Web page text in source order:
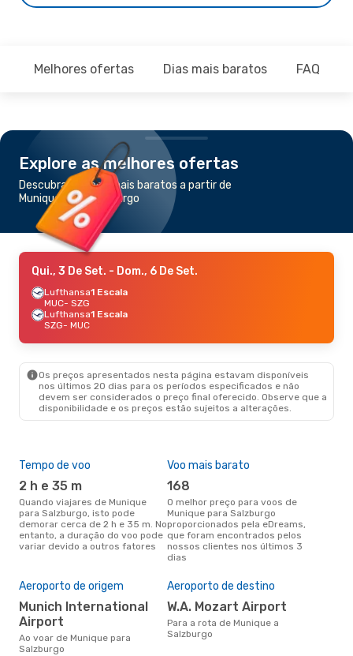
Melhores ofertas Dias mais baratos FAQ
Explore as melhores ofertas
Descubra os voos mais baratos a partir de
Munique para Salzburgo
Qui., 3 De Set. - Dom., 6 De Set.
Lufthansa1 Escala
MUC- SZG
Lufthansa1 Escala
SZG- MUC
Os preços apresentados nesta página estavam disponíveis
nos últimos 20 dias para os períodos especificados e não
devem ser considerados o preço final oferecido. Observe que a
disponibilidade e os preços estão sujeitos a alterações.
Tempo de voo
2 h e 35 m
Quando viajares de Munique
para Salzburgo, isto pode
demorar cerca de 2 h e 35 m. No
entanto, a duração do voo pode
variar devido a outros fatores
Voo mais barato
168
O melhor preço para voos de
Munique para Salzburgo
proporcionados pela eDreams,
que foram encontrados pelos
nossos clientes nos últimos 3
dias
Aeroporto de origem
Munich International
Airport
Ao voar de Munique para
Salzburgo
Aeroporto de destino
W.A. Mozart Airport
Para a rota de Munique a
Salzburgo